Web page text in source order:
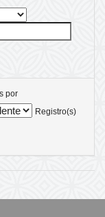
por
Registro(s)